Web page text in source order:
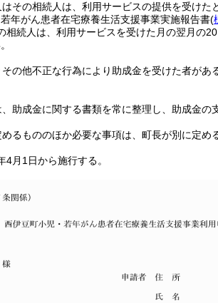
その相続人は、利用サービスの提供を受け
年がん患者在宅療養生活支援事業実施報告書(
相続人は、利用サービスを受けた月の翌月の
の他不正な行為により助成金を受けた者が
助成金に関する書類を常に整理し、助成金の
るもののほか必要な事項は、町長が別に定める
4月1日から施行する。